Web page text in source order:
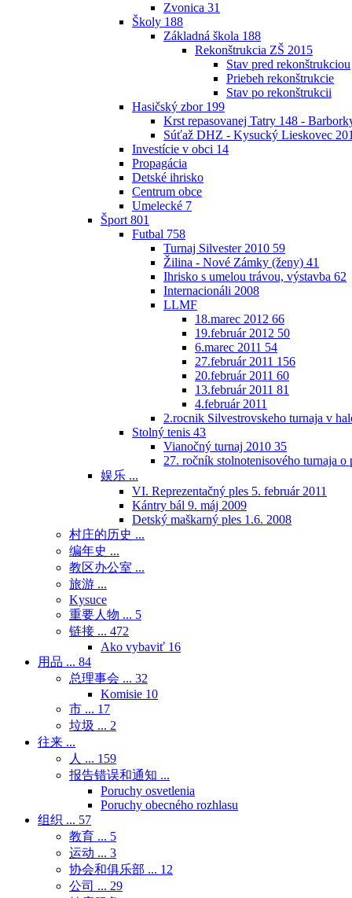
Zvonica 31
Školy 188
Základná škola 188
Rekonštrukcia ZŠ 2015
Stav pred rekonštrukciou
Priebeh rekonštrukcie
Stav po rekonštrukcii
Hasičský zbor 199
Krst repasovanej Tatry 148 -
Súťaž DHZ - Kysucký Lieskovec
Investície v obci 14
Propagácia
Detské ihrisko
Centrum obce
Umelecké 7
Šport 801
Futbal 758
Turnaj Silvester 2010 59
Žilina - Nové Zámky (ženy) 41
Ihrisko s umelou trávou, výstavba 62
Internacionáli 2008
LLMF
18.marec 2012 66
19.február 2012 50
6.marec 2011 54
27.február 2011 156
20.február 2011 60
13.február 2011 81
4.február 2011
2.rocnik Silvestrovskeho turnaja v
Stolný tenis 43
Vianočný turnaj 2010 35
27. ročník stolnotenisového turnaja
娱乐 ...
VI. Reprezentačný ples 5. február 2011
Kántry bál 9. máj 2009
Detský maškarný ples 1.6. 2008
村庄的历史 ...
编年史 ...
教区办公室 ...
旅游 ...
Kysuce
重要人物 ... 5
链接 ... 472
Ako vybaviť 16
用品 ... 84
总理事会 ... 32
Komisie 10
市 ... 17
垃圾 ... 2
往来 ...
人 ... 159
报告错误和通知 ...
Poruchy osvetlenia
Poruchy obecného rozhlasu
组织 ... 57
教育 ... 5
运动 ... 3
协会和俱乐部 ... 12
公司 ... 29